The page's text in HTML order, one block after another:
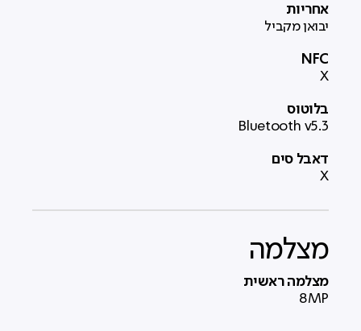
אחריות
יבואן מקביל
NFC
X
בלוטוס
Bluetooth v5.3
דאבל סים
X
מצלמה
מצלמה ראשית
8MP